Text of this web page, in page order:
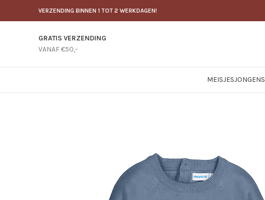
VERZENDING BINNEN 1 TOT 2 WERKDAGEN!
GRATIS VERZENDING
VANAF €50,-
MEISJESJONGENS